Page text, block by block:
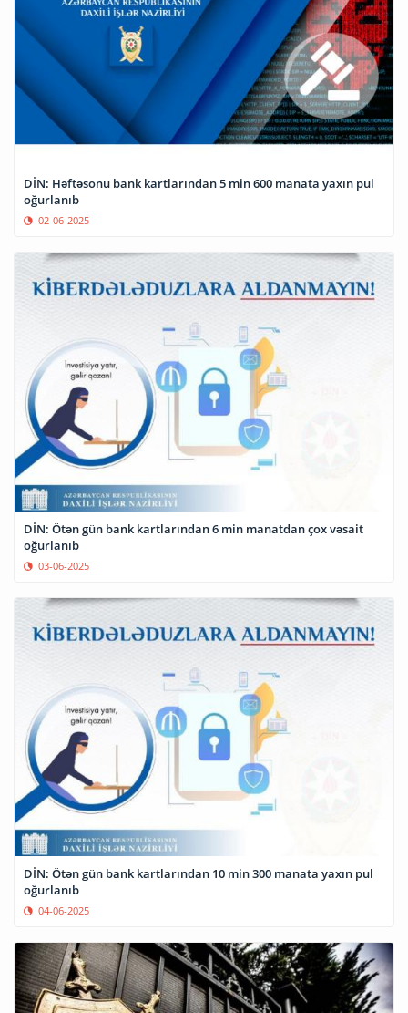
DİN: Həftəsonu bank kartlarından 5 min 600 manata yaxın pul
oğurlanıb
02-06-2025
DİN: Ötən gün bank kartlarından 6 min manatdan çox vəsait
oğurlanıb
03-06-2025
DİN: Ötən gün bank kartlarından 10 min 300 manata yaxın pul
oğurlanıb
04-06-2025